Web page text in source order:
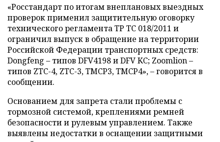
«Росстандарт по итогам внеплановых выездных
проверок применил защитительную оговорку
технического регламента ТР ТС 018/2011 и
ограничил выпуск в обращение на территории
Российской Федерации транспортных средств:
Dongfeng – типов DFV4198 и DFV KC; Zoomlion –
типов ZTC-4, ZTC-3, TMCP3, TMCP4», – говорится в
сообщении.
Основанием для запрета стали проблемы с
тормозной системой, креплениями ремней
безопасности и рулевым управлением. Также
выявлены недостатки в оснащении защитными